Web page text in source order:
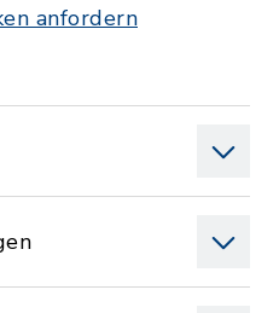
anfordern